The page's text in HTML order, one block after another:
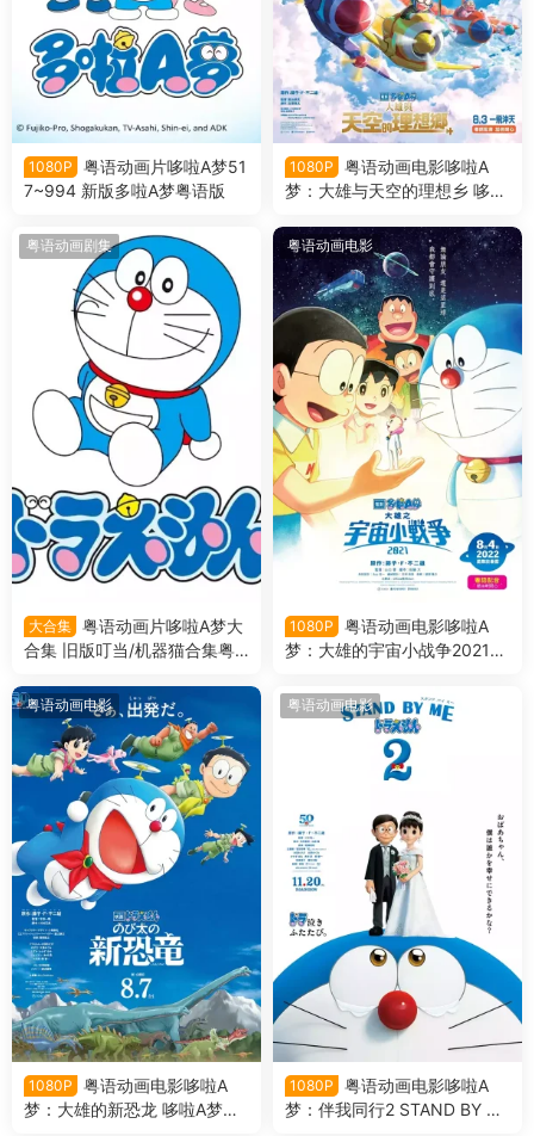
1080P
粤语动画片哆啦A梦51
7~994 新版多啦A梦粤语版
1080P
粤语动画电影哆啦A
梦：大雄与天空的理想乡 哆啦
想乡粤语版
粤语动画剧集
大合集 粤语动画片哆啦A梦大
合集 旧版叮当/机器猫合集粤
粤语动画电影
1080P
粤语动画电影哆啦A
梦：大雄的宇宙小战争2021
小战争2021粤语版
粤语动画电影
1080P
粤语动画电影哆啦A
梦：大雄的新恐龙 哆啦A梦剧
粤语动画电影
1080P
粤语动画电影哆啦A
梦：伴我同行2 STAND BY M